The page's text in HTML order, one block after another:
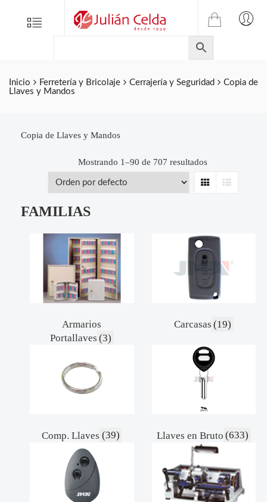
Menu
TIENDA
ONLINE
DE
JULIAN
CELDA
Inicio Ferretería y Bricolaje Cerrajería y Seguridad
Copia de
Llaves y Mandos
Copia de Llaves y Mandos
Mostrando 1–90 de 707 resultados
Grid List
FAMILIAS
Armarios
Portallaves (3)
Carcasas (19)
Comp. Llaves (39) Llaves en Bruto (633)
Folletos
Contacto